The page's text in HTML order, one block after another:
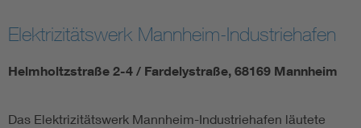
Elektrizitätswerk Mannheim-Industriehafen
Helmholtzstraße 2-4 / Fardelystraße, 68169 Mannheim
Das Elektrizitätswerk Mannheim-Industriehafen läutete